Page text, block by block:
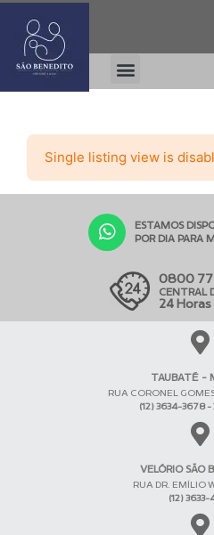
Single listing view is
ESTAMOS
POR DIA PARA
0800
CENTRAL
24 Horas
TAUBATÉ -
RUA CORONEL
(12) 3634-3678 -
VELÓRIO SÃO
RUA DR. EMÍLIO
(12) 3633-